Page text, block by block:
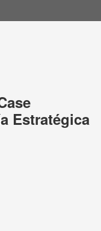
Estratégica